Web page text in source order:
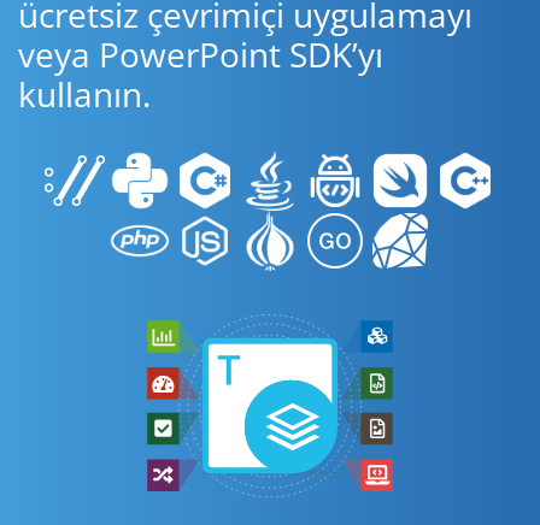
ücretsiz çevrimiçi uygulamayı
veya PowerPoint SDK’yı
kullanın.